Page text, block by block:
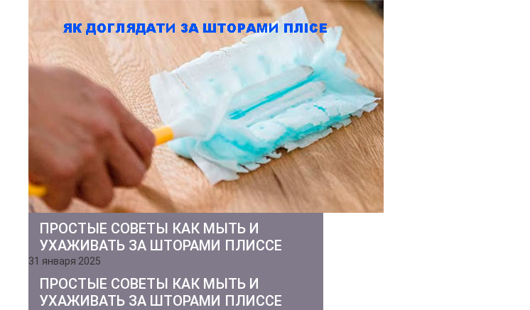
ПРОСТЫЕ СОВЕТЫ КАК МЫТЬ И
УХАЖИВАТЬ ЗА ШТОРАМИ ПЛИССЕ
31 января 2025
ПРОСТЫЕ СОВЕТЫ КАК МЫТЬ И
УХАЖИВАТЬ ЗА ШТОРАМИ ПЛИССЕ